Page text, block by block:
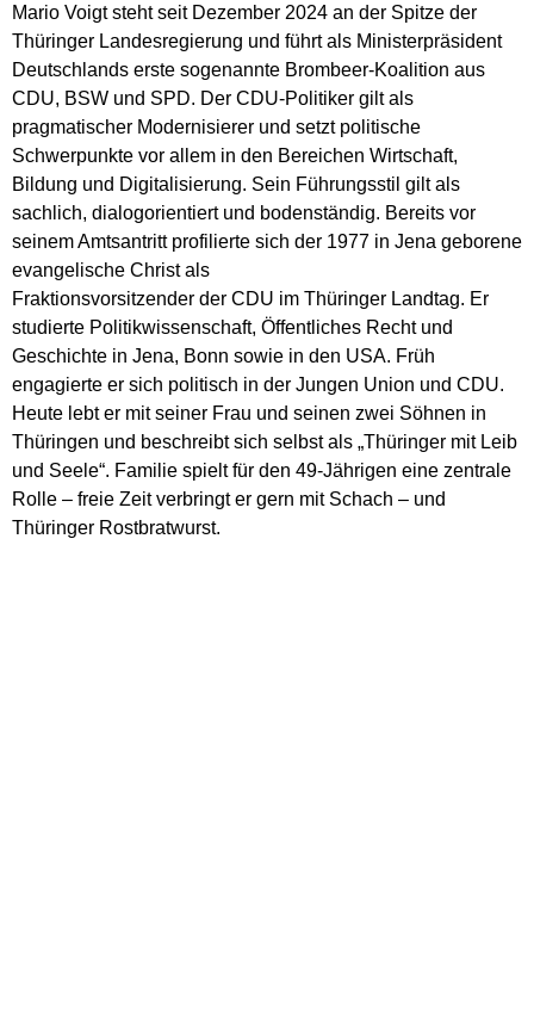
Mario Voigt steht seit Dezember 2024 an der Spitze der
Thüringer Landesregierung und führt als Ministerpräsident
Deutschlands erste sogenannte Brombeer-Koalition aus
CDU, BSW und SPD. Der CDU-Politiker gilt als
pragmatischer Modernisierer und setzt politische
Schwerpunkte vor allem in den Bereichen Wirtschaft,
Bildung und Digitalisierung. Sein Führungsstil gilt als
sachlich, dialogorientiert und bodenständig. Bereits vor
seinem Amtsantritt profilierte sich der 1977 in Jena geborene
evangelische Christ als
Fraktionsvorsitzender der CDU im Thüringer Landtag. Er
studierte Politikwissenschaft, Öffentliches Recht und
Geschichte in Jena, Bonn sowie in den USA. Früh
engagierte er sich politisch in der Jungen Union und CDU.
Heute lebt er mit seiner Frau und seinen zwei Söhnen in
Thüringen und beschreibt sich selbst als „Thüringer mit Leib
und Seele“. Familie spielt für den 49-Jährigen eine zentrale
Rolle – freie Zeit verbringt er gern mit Schach – und
Thüringer Rostbratwurst.